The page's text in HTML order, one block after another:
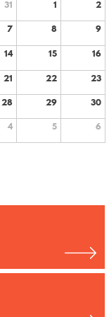
31 1
2
7 8 9
14 15 16
21 22
23
28 29
30
4 5 6